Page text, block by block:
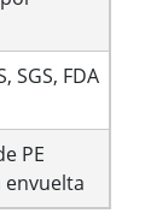
SGS, FDA
PE